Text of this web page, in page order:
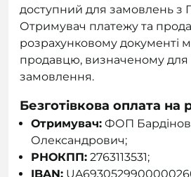
доступний для замовлень з
Отримувач платежу та
розрахунковому документі
продавцю, визначеному для
замовлення.
Безготівкова оплата
Отримувач: ФОП
Олександрович;
РНОКПП: 2763113531;
IBAN: